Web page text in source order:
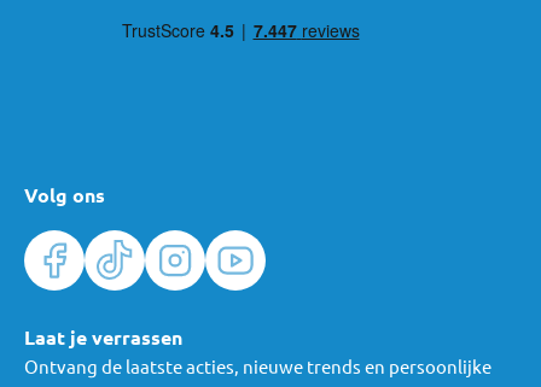
Volg ons
Laat je verrassen
Ontvang de laatste acties, nieuwe trends en persoonlijke